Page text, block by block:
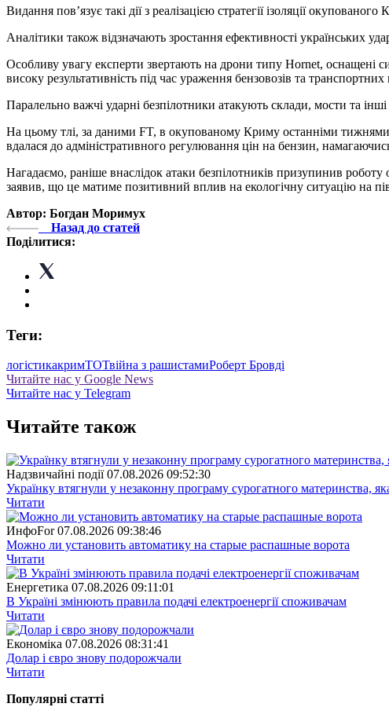
Видання пов’язує такі дії з реалізацією стратегії ізоляції
Аналітики також відзначають зростання ефективності українських
Особливу увагу експерти звертають на дрони типу Hornet, оснащені
високу результативність під час ураження бензовозів та транспортних
Паралельно важчі ударні безпілотники атакують склади, мости та
На цьому тлі, за даними FT, в окупованому Криму останніми тижнями
вдалася до адміністративного регулювання цін на бензин,
Нагадаємо, раніше внаслідок атаки безпілотників призупинив
заявив, що це матиме позитивний вплив на екологічну ситуацію на
Автор: Богдан Моримух
Назад до статей
Поділитися:
Теги:
логістикакримТОТвійна з рашистамиРоберт Бровді
Читайте нас у Google News
Читайте нас у Telegram
Читайте також
Надзвичайні події 07.08.2026 09:52:30
Українку втягнули у незаконну програму сурогатного материнства,
Читати
ИнфоFor 07.08.2026 09:38:46
Можно ли установить автоматику на старые распашные ворота
Читати
Енергетика 07.08.2026 09:11:01
В Україні змінюють правила подачі електроенергії споживачам
Читати
Економіка 07.08.2026 08:31:41
Долар і євро знову подорожчали
Читати
Популярнi статтi